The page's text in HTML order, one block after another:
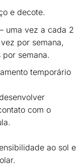
e decote.
uma vez a cada 2
por semana,
semana.
temporário
com o
ao sol e